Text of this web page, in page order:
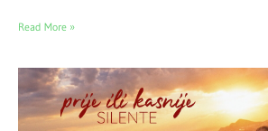
Read More »